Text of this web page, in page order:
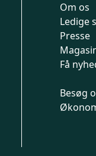
Om os
Ledige
Presse
Få
Besøg